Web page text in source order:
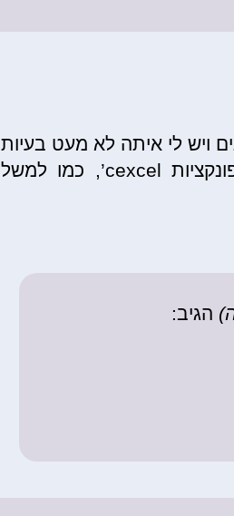
ויש לי איתה לא מעט בעיות
של תאימות לאופיס. בנוסף, חסרות פונקציות cexcel’, כמו למשל
הגיב: